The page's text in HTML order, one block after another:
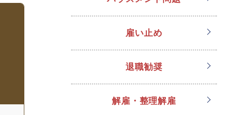
雇い止め
退職勧奨
解雇・整理解雇